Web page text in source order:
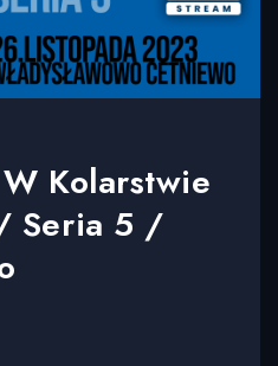
Kolarstwie
Seria 5 /